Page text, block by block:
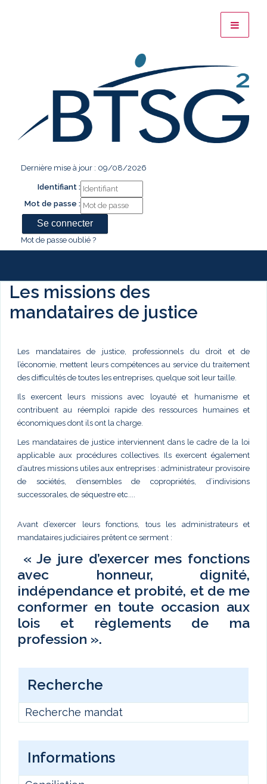
Dernière mise à jour : 09/08/2026
Identifiant :
Mot de passe :
Mot de passe oublié ?
Les missions des
mandataires de justice
Les mandataires de justice, professionnels du droit et de
l’économie, mettent leurs compétences au service du traitement
des difficultés de toutes les entreprises, quelque soit leur taille.
Ils exercent leurs missions avec loyauté et humanisme et
contribuent au réemploi rapide des ressources humaines et
économiques dont ils ont la charge.
Les mandataires de justice interviennent dans le cadre de la loi
applicable aux procédures collectives. Ils exercent également
d’autres missions utiles aux entreprises : administrateur provisoire
de sociétés, d’ensembles de copropriétés, d’indivisions
successorales, de séquestre etc....
Avant d’exercer leurs fonctions, tous les administrateurs et
mandataires judiciaires prêtent ce serment :
« Je jure d’exercer mes fonctions
avec honneur, dignité,
indépendance et probité, et de me
conformer en toute occasion aux
lois et règlements de ma
profession ».
Recherche
Recherche mandat
Informations